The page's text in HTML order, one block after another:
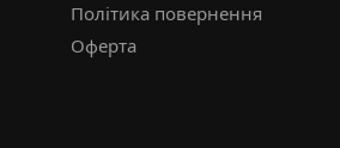
Політика повернення
Оферта